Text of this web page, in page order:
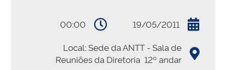
19/05/2011
00:00
Local: Sede da ANTT - Sala de
Reuniões da Diretoria  12º andar